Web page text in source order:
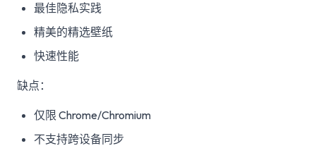
最佳隐私实践
精美的精选壁纸
快速性能
缺点：
仅限 Chrome/Chromium
不支持跨设备同步